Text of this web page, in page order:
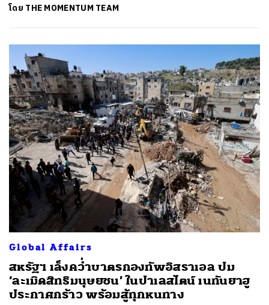
โดย THE MOMENTUM TEAM
Global Affairs
สหรัฐฯ เล็งคว่ำบาตรกองทัพอิสราเอล ปม
‘ละเมิดสิทธิมนุษยชน’ ในปาเลสไตน์ เนทันยาฮู
ประกาศกร้าว พร้อมสู้ทุกหนทาง